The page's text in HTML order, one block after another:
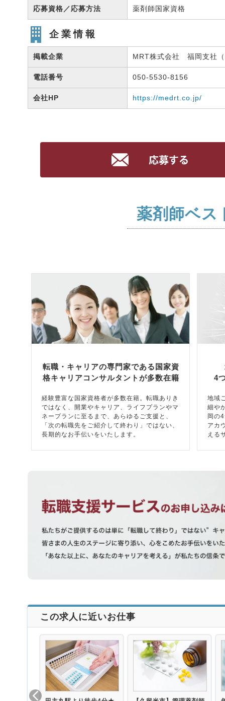
応募資格／応募方法 薬剤師国家資格
企業情報
掲載企業 MRT株式会社 福岡支社
電話番号 050-5530-8156
会社HP https://medrt.co.jp/
薬剤師ベス
転職・キャリアの専門家である国家資
格キャリアコンサルタントが多数在籍
経験豊富な国家資格者が多数在籍。転職ありき
ではなく、開業やキャリア、ライフプランやマ
ネープランに至るまで、あらゆるご支援と、
「次の転職先をご紹介して終わり」ではない、
長期的なお手伝いをいたします。
4
地域
細や
岡の
アカ
える
この求人に近いお仕事